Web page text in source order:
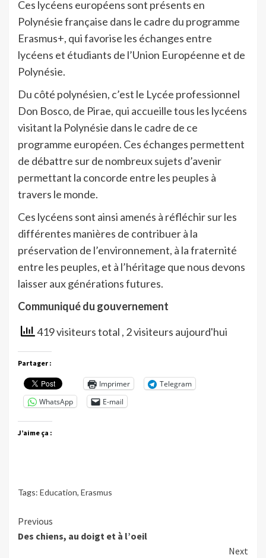
Ces lycéens européens sont présents en
Polynésie française dans le cadre du programme
Erasmus+, qui favorise les échanges entre
lycéens et étudiants de l’Union Européenne et de
Polynésie.
Du côté polynésien, c’est le Lycée professionnel
Don Bosco, de Pirae, qui accueille tous les lycéens
visitant la Polynésie dans le cadre de ce
programme européen. Ces échanges permettent
de débattre sur de nombreux sujets d’avenir
permettant la concorde entre les peuples à
travers le monde.
Ces lycéens sont ainsi amenés à réfléchir sur les
différentes manières de contribuer à la
préservation de l’environnement, à la fraternité
entre les peuples, et à l’héritage que nous devons
laisser aux générations futures.
Communiqué du gouvernement
419 visiteurs total , 2 visiteurs aujourd'hui
Partager :
Imprimer
Telegram
WhatsApp
E-mail
J’aime ça :
Tags: Education, Erasmus
Continue
Reading
Previous
Des chiens, au doigt et à l’oeil
Next